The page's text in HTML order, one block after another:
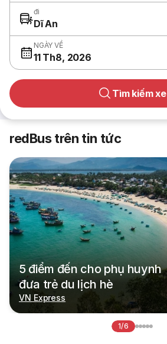
đi
Dĩ An
NGÀY VỀ
11 Th8, 2026
Tìm kiếm xe
redBus trên tin tức
5 điểm đến cho phụ huynh
đưa trẻ du lịch hè
VN Express
1/6